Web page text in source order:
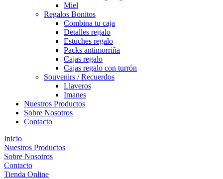
Miel
Regalos Bonitos
Combina tu caja
Detalles regalo
Estuches regalo
Packs antimorriña
Cajas regalo
Cajas regalo con turrón
Souvenirs / Recuerdos
Llaveros
Imanes
Nuestros Productos
Sobre Nosotros
Contacto
Inicio
Nuestros Productos
Sobre Nosotros
Contacto
Tienda Online